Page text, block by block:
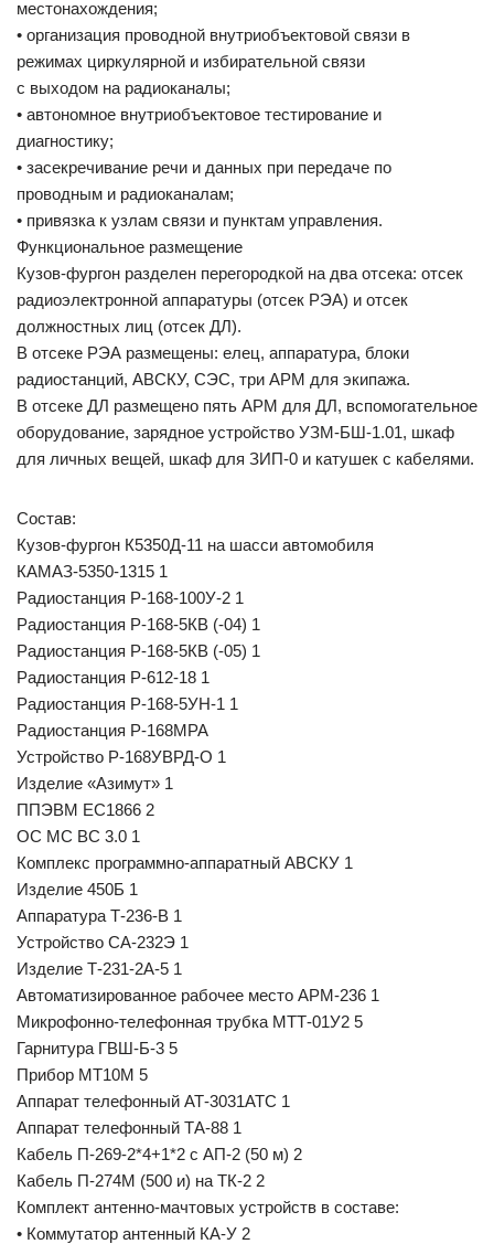
местонахождения;
• организация проводной внутриобъектовой связи в
режимах циркулярной и избирательной связи
с выходом на радиоканалы;
• автономное внутриобъектовое тестирование и
диагностику;
• засекречивание речи и данных при передаче по
проводным и радиоканалам;
• привязка к узлам связи и пунктам управления.
Функциональное размещение
Кузов-фургон разделен перегородкой на два отсека: отсек
радиоэлектронной аппаратуры (отсек РЭА) и отсек
должностных лиц (отсек ДЛ).
В отсеке РЭА размещены: елец, аппаратура, блоки
радиостанций, АВСКУ, СЭС, три АРМ для экипажа.
В отсеке ДЛ размещено пять АРМ для ДЛ, вспомогательное
оборудование, зарядное устройство УЗМ-БШ-1.01, шкаф
для личных вещей, шкаф для ЗИП-0 и катушек с кабелями.
Состав:
Кузов-фургон К5350Д-11 на шасси автомобиля
КАМАЗ-5350-1315 1
Радиостанция Р-168-100У-2 1
Радиостанция Р-168-5КВ (-04) 1
Радиостанция Р-168-5КВ (-05) 1
Радиостанция Р-612-18 1
Радиостанция Р-168-5УН-1 1
Радиостанция Р-168МРА
Устройство Р-168УВРД-О 1
Изделие «Азимут» 1
ППЭВМ ЕС1866 2
ОС МС ВС 3.0 1
Комплекс программно-аппаратный АВСКУ 1
Изделие 450Б 1
Аппаратура Т-236-В 1
Устройство СА-232Э 1
Изделие Т-231-2А-5 1
Автоматизированное рабочее место АРМ-236 1
Микрофонно-телефонная трубка МТТ-01У2 5
Гарнитура ГВШ-Б-3 5
Прибор МТ10М 5
Аппарат телефонный АТ-3031АТС 1
Аппарат телефонный ТА-88 1
Кабель П-269-2*4+1*2 с АП-2 (50 м) 2
Кабель П-274М (500 и) на ТК-2 2
Комплект антенно-мачтовых устройств в составе:
• Коммутатор антенный КА-У 2